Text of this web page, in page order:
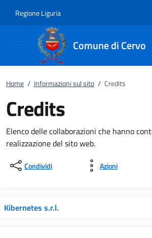
Regione Liguria
Comune di Cervo
Home / Informazioni sul sito / Credits
Credits
Elenco delle collaborazioni che hanno
realizzazione del sito web.
Condividi Azioni
Kibernetes s.r.l.